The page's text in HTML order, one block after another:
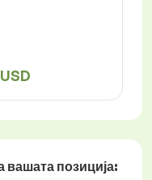
вашата позиција: